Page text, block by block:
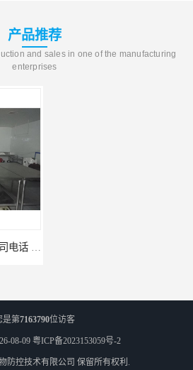
产品推荐
and sales in one of the manufacturing
enterprises
佛山陈村镇食堂消杀公司电话 陈村食堂灭鼠
是第7163790位访客
08-09 粤ICP备2023153059号-2
防控技术有限公司 保留所有权利.